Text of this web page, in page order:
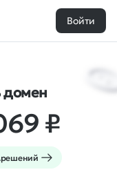
Войти
домен
₽